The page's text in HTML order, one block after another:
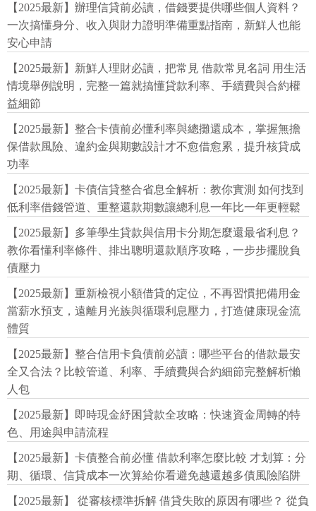
【2025最新】辦理信貸前必讀，借錢要提供哪些個人資料？
一次搞懂身分、收入與財力證明準備重點指南，新鮮人也能
安心申請
【2025最新】新鮮人理財必讀，把常見 借款常見名詞 用生活
情境舉例說明，完整一篇就搞懂貸款利率、手續費與合約權
益細節
【2025最新】整合卡債前必懂利率與總攤還成本，掌握無擔
保借款風險、違約金與期數設計才不愈借愈累，提升核貸成
功率
【2025最新】卡債信貸整合省息全解析：教你實測 如何找到
低利率借錢管道、重整還款期數讓總利息一年比一年更輕鬆
【2025最新】多筆學生貸款與信用卡分期怎麼還最省利息？
教你看懂利率條件、排出聰明還款順序攻略，一步步擺脫負
債壓力
【2025最新】重新檢視小額借貸的定位，不再習慣把備用金
當薪水預支，遠離月光族與循環利息壓力，打造健康現金流
體質
【2025最新】整合信用卡負債前必讀：哪些平台的借款最安
全又合法？比較管道、利率、手續費與合約細節完整解析懶
人包
【2025最新】即時現金紓困貸款全攻略：快速資金周轉的特
色、用途與申請流程
【2025最新】卡債整合前必懂 借款利率怎麼比較 才划算：分
期、循環、信貸成本一次算給你看避免越還越多債風險陷阱
【2025最新】 從審核標準拆解 借貸失敗的原因有哪些？ 從負